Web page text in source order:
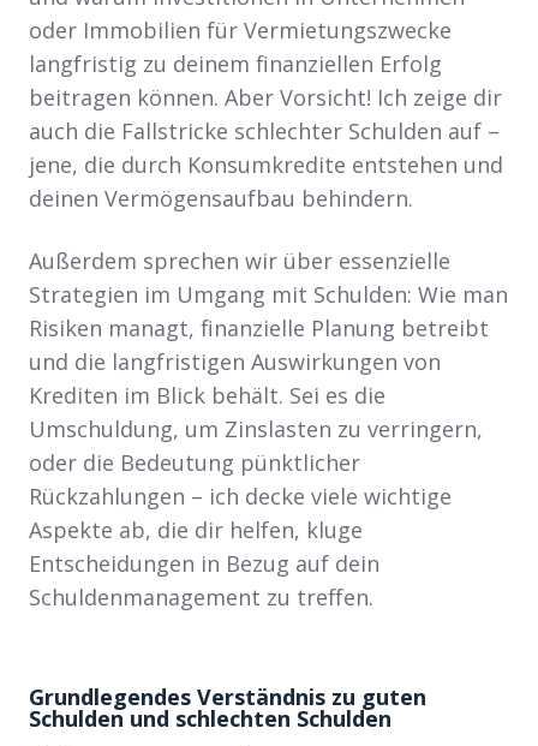
oder Immobilien für Vermietungszwecke
langfristig zu deinem finanziellen Erfolg
beitragen können. Aber Vorsicht! Ich zeige dir
auch die Fallstricke schlechter Schulden auf –
jene, die durch Konsumkredite entstehen und
deinen Vermögensaufbau behindern.
Außerdem sprechen wir über essenzielle
Strategien im Umgang mit Schulden: Wie man
Risiken managt, finanzielle Planung betreibt
und die langfristigen Auswirkungen von
Krediten im Blick behält. Sei es die
Umschuldung, um Zinslasten zu verringern,
oder die Bedeutung pünktlicher
Rückzahlungen – ich decke viele wichtige
Aspekte ab, die dir helfen, kluge
Entscheidungen in Bezug auf dein
Schuldenmanagement zu treffen.
Grundlegendes Verständnis zu guten
Schulden und schlechten Schulden